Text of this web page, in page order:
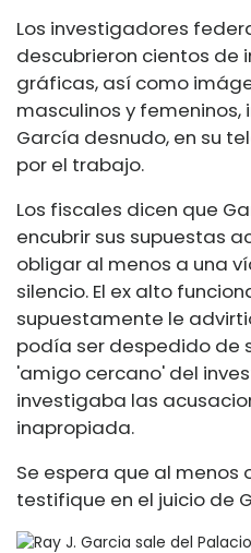
Los investigadores
descubrieron cientos de
gráficas, así como
masculinos y
García desnudo, en su
por el trabajo.
Los fiscales dicen que
encubrir sus supuestas
obligar al menos a una
silencio. El ex alto
supuestamente le
podía ser despedido de
'amigo cercano' del
investigaba las
inapropiada.
Se espera que al
testifique en el juicio de